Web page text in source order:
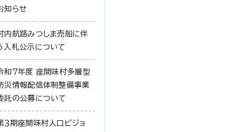
知らせ
内航路みつしま売船に伴
入札公示について
和7年度 座間味村多層型
災情報配信体制整備事業
託の公募について
３期座間味村人口ビジョ